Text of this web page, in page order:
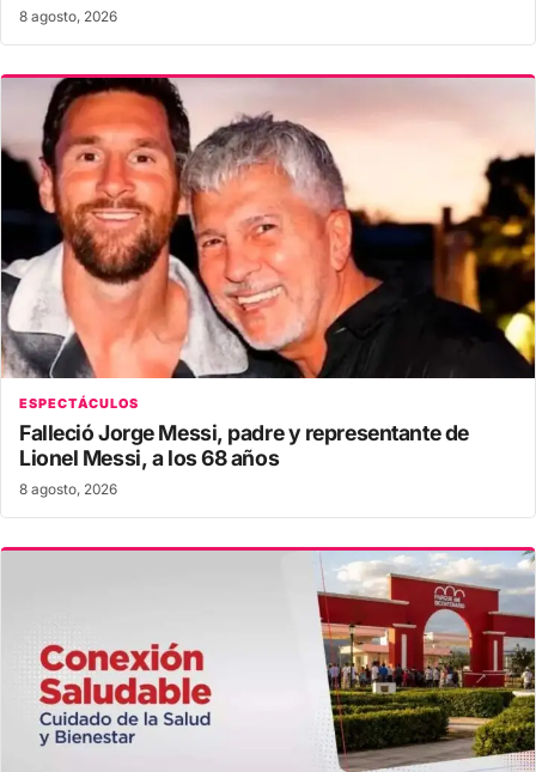
8 agosto, 2026
ESPECTÁCULOS
Falleció Jorge Messi, padre y representante de
Lionel Messi, a los 68 años
8 agosto, 2026